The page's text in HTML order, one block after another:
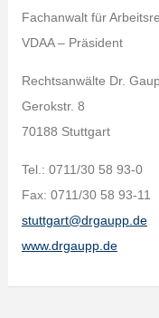
Fachanwalt für
VDAA – Präsident
Rechtsanwälte Dr.
Gerokstr. 8
70188 Stuttgart
Tel.: 0711/30 58 93-0
Fax: 0711/30 58 93-11
stuttgart@drgaupp.de
www.drgaupp.de